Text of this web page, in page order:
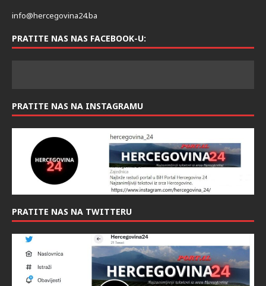
info@hercegovina24.ba
PRATITE NAS NAS FACEBOOK-U:
PRATITE NAS NA INSTAGRAMU
PRATITE NAS NA TWITTERU